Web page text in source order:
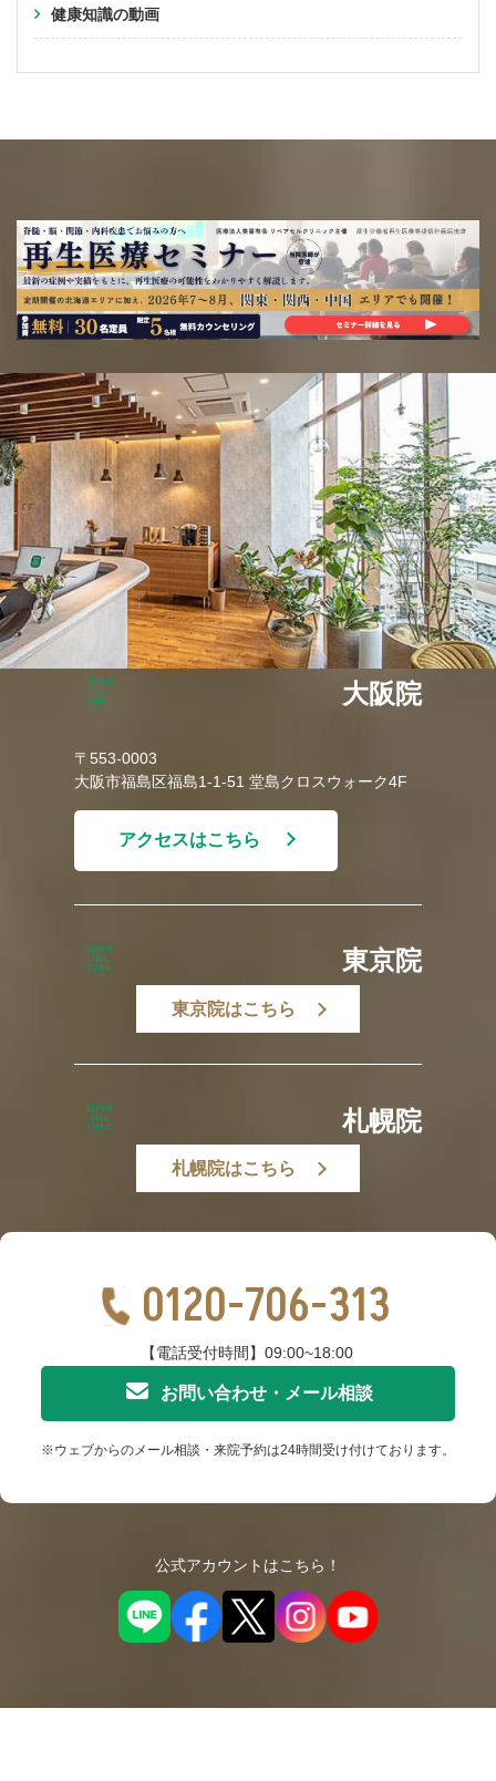
健康知識の動画
大阪院
〒553-0003
大阪市福島区福島1-1-51 堂島クロスウォーク4F
アクセスはこちら
東京院
東京院はこちら
札幌院
札幌院はこちら
0120-706-313
【電話受付時間】09:00~18:00
お問い合わせ・メール相談
※ウェブからのメール相談・来院予約は24時間受け付けております。
公式アカウントはこちら！